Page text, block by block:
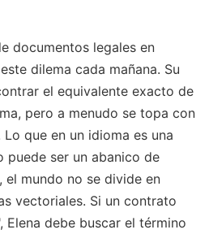
documentos legales en
dilema cada mañana. Su
el equivalente exacto de
pero a menudo se topa con
que en un idioma es una
puede ser un abanico de
el mundo no se divide en
vectoriales. Si un contrato
Elena debe buscar el término